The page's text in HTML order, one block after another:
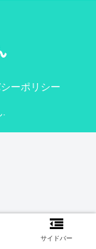
ーポリシー
サイドバー